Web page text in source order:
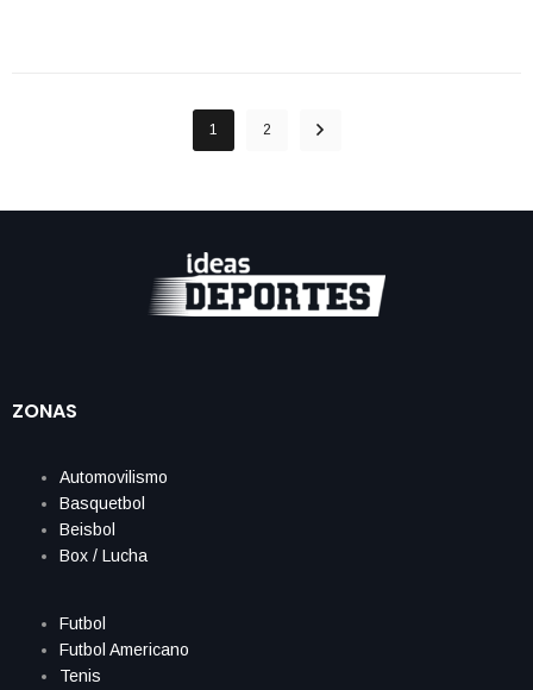
1 2
ZONAS
Automovilismo
Basquetbol
Beisbol
Box / Lucha
Futbol
Futbol Americano
Tenis